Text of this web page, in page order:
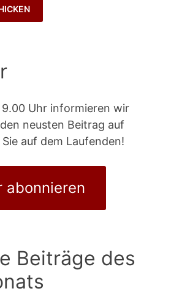
Uhr informieren wir
neusten Beitrag auf
auf dem Laufenden!
abonnieren
Beiträge des